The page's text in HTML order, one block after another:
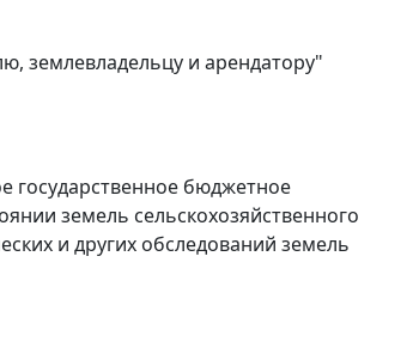
землевладельцу и арендатору"
государственное бюджетное
земель сельскохозяйственного
и других обследований земель